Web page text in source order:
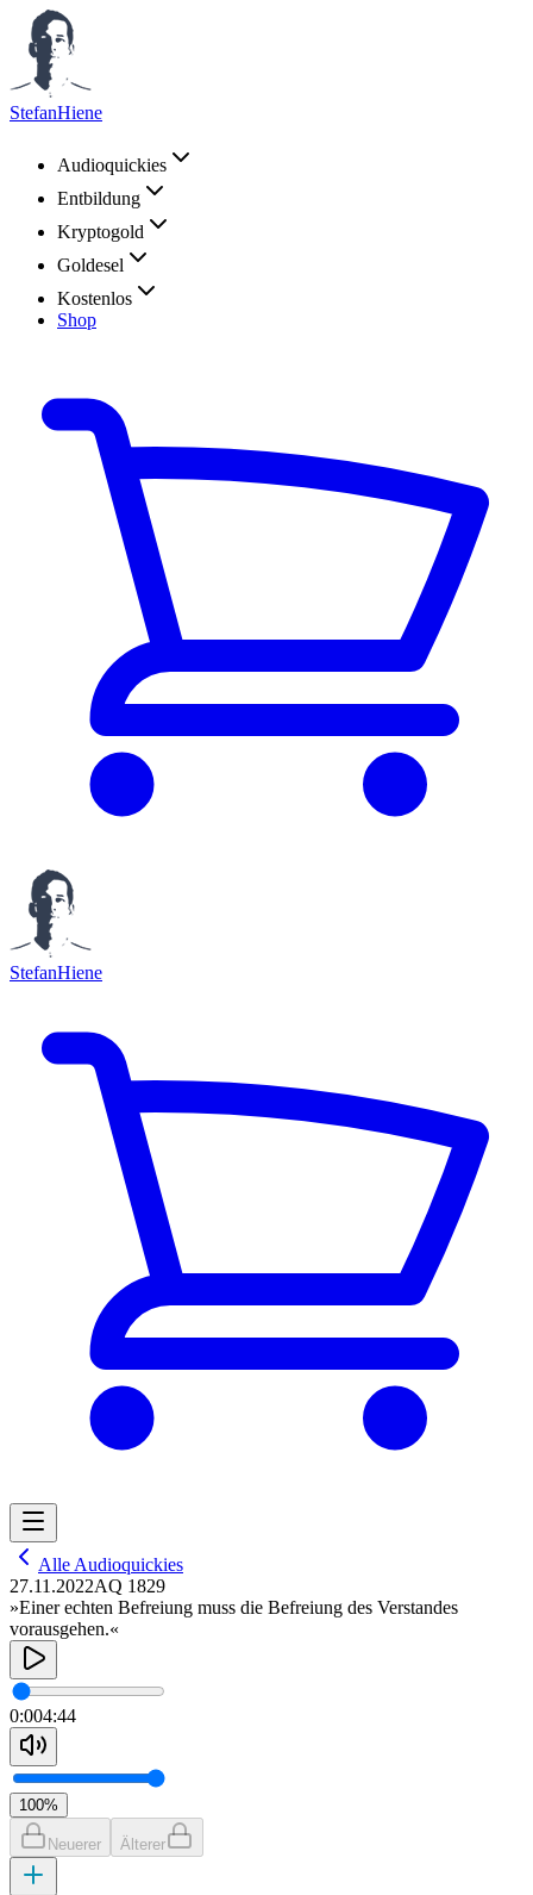
StefanHiene
Audioquickies
Entbildung
Kryptogold
Goldesel
Kostenlos
Shop
StefanHiene
Alle Audioquickies
27.11.2022AQ 1829
»Einer echten Befreiung muss die Befreiung des Verstandes
vorausgehen.«
0:004:44
100%
Neuerer Älterer